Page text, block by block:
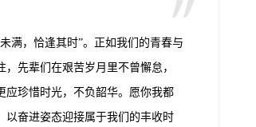
满，恰逢其时”。正如我们的青春与
先辈们在艰苦岁月里不曾懈怠，
应珍惜时光，不负韶华。愿你我都
奋进姿态迎接属于我们的丰收时